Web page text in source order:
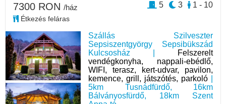
Szállás Szilveszter
Sepsiszentgyörgy Sepsibükszád
Kulcsosház |
Felszerelt
vendégkonyha, nappali-ebédlő,
WIFI, terasz, kert-udvar, pavilon,
kemence, grill, játszótés, parkoló
5km Tusnádfürdő, 16km
Bálványosfürdő, 18km Szent
7300 RON /ház
Étkezés feláras
1 - 10
3
5